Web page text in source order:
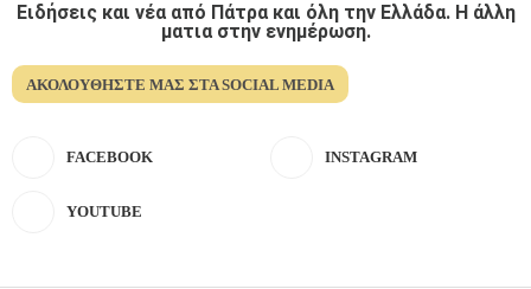
Ειδήσεις και νέα από Πάτρα και όλη την Ελλάδα. Η άλλη
ματια στην ενημέρωση.
ΑΚΟΛΟΥΘΉΣΤΕ ΜΑΣ ΣΤΑ SOCIAL MEDIA
FACEBOOK INSTAGRAM
YOUTUBE